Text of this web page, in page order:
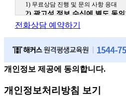
1) 무료상담 진행 및 문의 사항 응대
2) 광고성 정보 수신에 별도 동
원격평생교육원을 비롯한 해커
(해커스교육그룹: 해커스인강, 해커스
원, 해커스경찰, 해커스소방, 해커스공
사, 해커스편입 등)
2. 개인정보 수집·이용 항목: 이름, 휴대
전화상담 예약하기
개인정보 제공에 동의합니다.
개인정보처리방침 보기